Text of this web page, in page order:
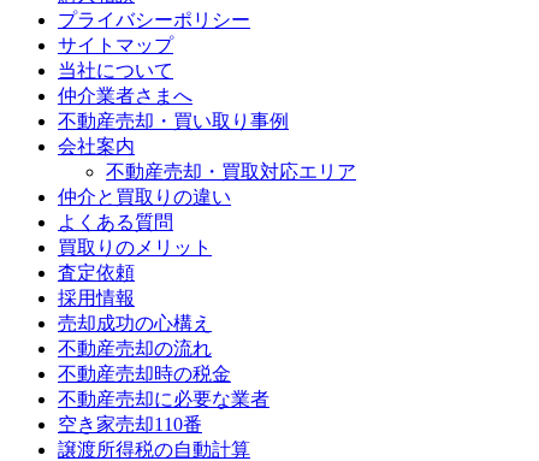
プライバシーポリシー
サイトマップ
当社について
仲介業者さまへ
不動産売却・買い取り事例
会社案内
不動産売却・買取対応エリア
仲介と買取りの違い
よくある質問
買取りのメリット
査定依頼
採用情報
売却成功の心構え
不動産売却の流れ
不動産売却時の税金
不動産売却に必要な業者
空き家売却110番
譲渡所得税の自動計算